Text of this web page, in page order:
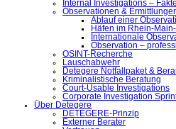
Internal Investigations –
Observationen &
Ablauf einer
Häfen im Rhein-
Internationale
Observation –
OSINT-Recherche
Lauschabwehr
Detegere Notfallpaket &
Kriminalistische Beratung
Court-Usable Investigations
Corporate Investigation
Über Detegere
DETEGERE-Prinzip
Externer Berater